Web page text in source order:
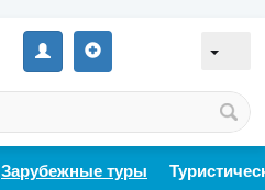
Зарубежные туры